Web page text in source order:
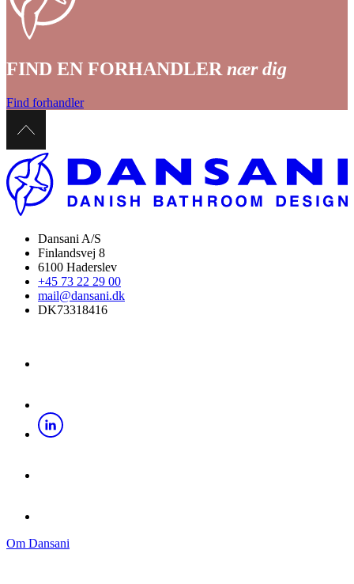
FIND EN FORHANDLER nær dig
Find forhandler
Dansani A/S
Finlandsvej 8
6100 Haderslev
+45 73 22 29 00
mail@dansani.dk
DK73318416
Om Dansani